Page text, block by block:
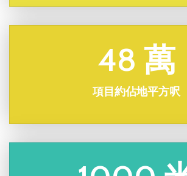
48 萬
項目約佔地平方呎